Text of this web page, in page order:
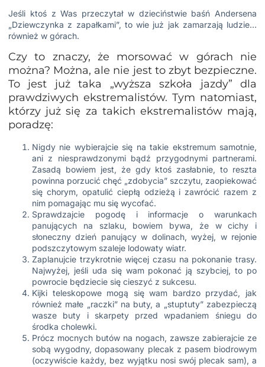
Jeśli ktoś z Was przeczytał w dzieciństwie baśń Andersena
„Dziewczynka z zapałkami”, to wie już jak zamarzają ludzie…
również w górach.
Czy to znaczy, że morsować w górach nie
można? Można, ale nie jest to zbyt bezpieczne.
To jest już taka „wyższa szkoła jazdy” dla
prawdziwych ekstremalistów. Tym natomiast,
którzy już się za takich ekstremalistów mają,
poradzę:
Nigdy nie wybierajcie się na takie ekstremum samotnie,
ani z niesprawdzonymi bądź przygodnymi partnerami.
Zasadą bowiem jest, że gdy ktoś zasłabnie, to reszta
powinna porzucić chęć „zdobycia” szczytu, zaopiekować
się chorym, opatulić ciepłą odzieżą i zawrócić razem z
nim pomagając mu się wycofać.
Sprawdzajcie pogodę i informacje o warunkach
panujących na szlaku, bowiem bywa, że w cichy i
słoneczny dzień panujący w dolinach, wyżej, w rejonie
podszczytowym szaleje lodowaty wiatr.
Zaplanujcie trzykrotnie więcej czasu na pokonanie trasy.
Najwyżej, jeśli uda się wam pokonać ją szybciej, to po
powrocie będziecie się cieszyć z sukcesu.
Kijki teleskopowe mogą się wam bardzo przydać, jak
również małe „raczki” na buty, a „stuptuty” zabezpieczą
wasze buty i skarpety przed wpadaniem śniegu do
środka cholewki.
Prócz mocnych butów na nogach, zawsze zabierajcie ze
sobą wygodny, dopasowany plecak z pasem biodrowym
(oczywiście każdy, bez wyjątku nosi swój plecak sam), a